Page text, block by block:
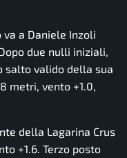
a Daniele Inzoli
due nulli iniziali,
salto valido della sua
metri, vento +1.0,
della Lagarina Crus
+1.6. Terzo posto